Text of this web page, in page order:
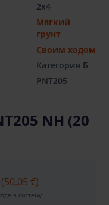
2x4
Мягкий
грунт
Своим ходом
Категория Б
PNT205
NH (20
€)
в систему